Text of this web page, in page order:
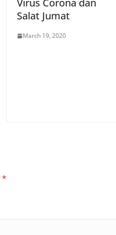
Virus Corona dan
Salat Jumat
March 19, 2020
*